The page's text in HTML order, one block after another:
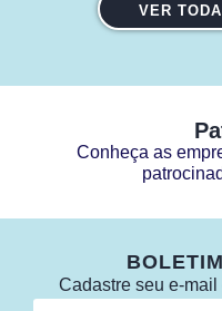
VER
Conheça as
Cadastre seu e-